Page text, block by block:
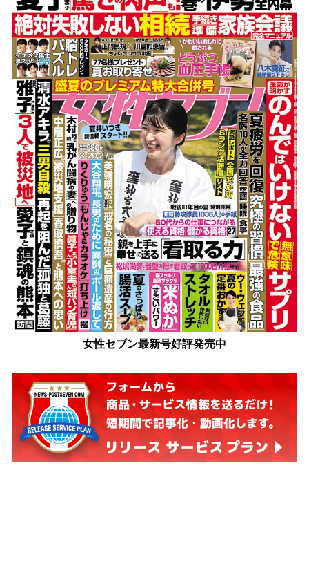
女性セブン最新号好評発売中